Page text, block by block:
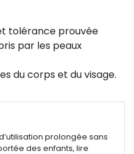
tolérance prouvée
par les peaux
du corps et du visage.
prolongée sans
des enfants, lire